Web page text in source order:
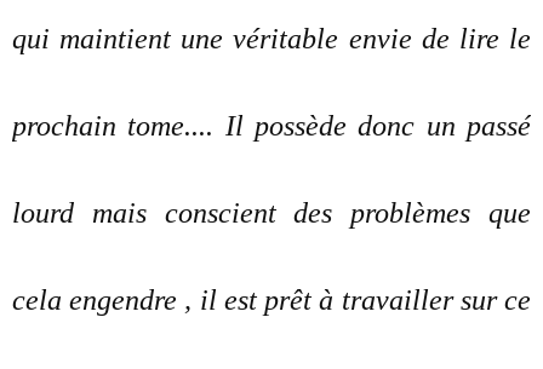
qui maintient une véritable envie de lire le
prochain tome.... Il possède donc un passé
lourd mais conscient des problèmes que
cela engendre , il est prêt à travailler sur ce